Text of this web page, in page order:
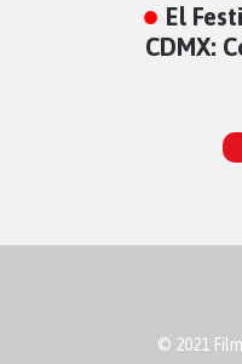
El
CDMX:
© 2021